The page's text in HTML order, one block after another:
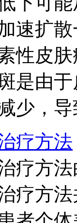
速扩
性皮
是由
少，
疗方法
疗方
疗方